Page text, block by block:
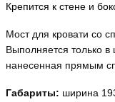
Крепится к стене и
Мост для кровати со
Выполняется только
нанесенная прямым
Габариты: ширина